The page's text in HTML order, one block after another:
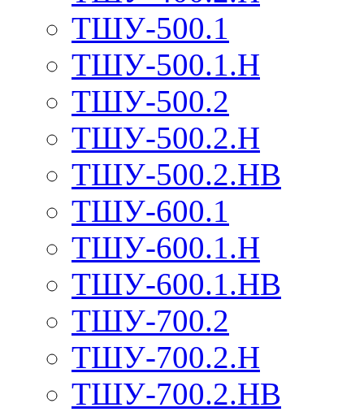
ТШУ-500.1
ТШУ-500.1.Н
ТШУ-500.2
ТШУ-500.2.Н
ТШУ-500.2.НВ
ТШУ-600.1
ТШУ-600.1.Н
ТШУ-600.1.НВ
ТШУ-700.2
ТШУ-700.2.Н
ТШУ-700.2.НВ